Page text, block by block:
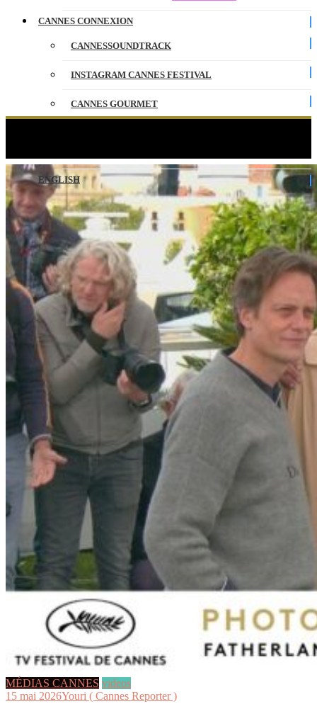
CANNES CONNEXION
CANNESSOUNDTRACK
INSTAGRAM CANNES FESTIVAL
CANNES GOURMET
ENGLISH
MÉDIAS CANNES videos
15 mai 2026Youri ( Cannes Reporter )